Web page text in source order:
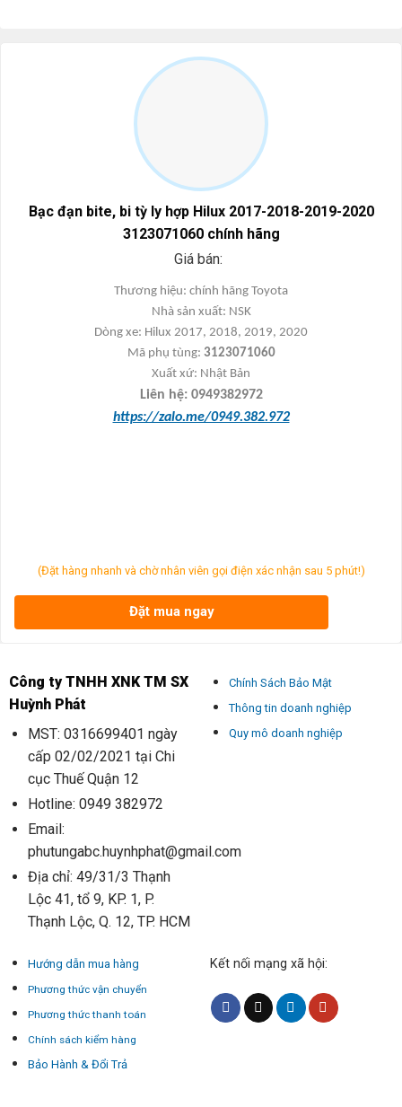
Bạc đạn bite, bi tỳ ly hợp Hilux 2017-2018-2019-2020
3123071060 chính hãng
Giá bán:
Thương hiệu: chính hãng Toyota
Nhà sản xuất: NSK
Dòng xe: Hilux 2017, 2018, 2019, 2020
Mã phụ tùng: 3123071060
Xuất xứ: Nhật Bản
Liên hệ: 0949382972
https://zalo.me/0949.382.972
(Đặt hàng nhanh và chờ nhân viên gọi điện xác nhận sau 5 phút!)
Đặt mua ngay
Công ty TNHH XNK TM SX
Huỳnh Phát
MST: 0316699401 ngày
cấp 02/02/2021 tại Chi
cục Thuế Quận 12
Hotline: 0949 382972
Email:
phutungabc.huynhphat@gmail.com
Địa chỉ: 49/31/3 Thạnh
Lộc 41, tổ 9, KP. 1, P.
Thạnh Lộc, Q. 12, TP. HCM
Chính Sách Bảo Mật
Thông tin doanh nghiệp
Quy mô doanh nghiệp
Hướng dẫn mua hàng
Phương thức vận chuyển
Phương thức thanh toán
Chính sách kiểm hàng
Bảo Hành & Đổi Trả
Kết nối mạng xã hội: